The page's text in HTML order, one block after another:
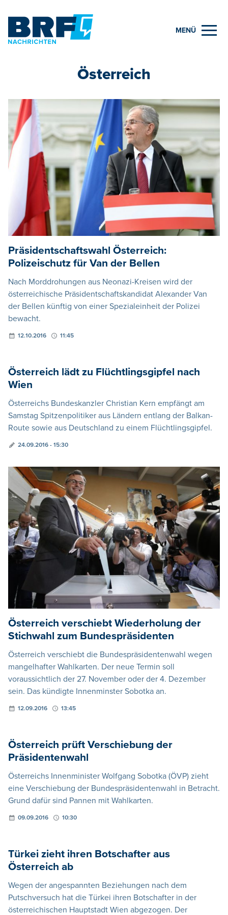
MENÜ
Österreich
Präsidentschaftswahl Österreich:
Polizeischutz für Van der Bellen
Nach Morddrohungen aus Neonazi-Kreisen wird der
österreichische Präsidentschaftskandidat Alexander Van
der Bellen künftig von einer Spezialeinheit der Polizei
bewacht.
12.10.2016 11:45
Österreich lädt zu Flüchtlingsgipfel nach
Wien
Österreichs Bundeskanzler Christian Kern empfängt am
Samstag Spitzenpolitiker aus Ländern entlang der Balkan-
Route sowie aus Deutschland zu einem Flüchtlingsgipfel.
24.09.2016 - 15:30
Österreich verschiebt Wiederholung der
Stichwahl zum Bundespräsidenten
Österreich verschiebt die Bundespräsidentenwahl wegen
mangelhafter Wahlkarten. Der neue Termin soll
voraussichtlich der 27. November oder der 4. Dezember
sein. Das kündigte Innenminster Sobotka an.
12.09.2016 13:45
Österreich prüft Verschiebung der
Präsidentenwahl
Österreichs Innenminister Wolfgang Sobotka (ÖVP) zieht
eine Verschiebung der Bundespräsidentenwahl in Betracht.
Grund dafür sind Pannen mit Wahlkarten.
09.09.2016 10:30
Türkei zieht ihren Botschafter aus
Österreich ab
Wegen der angespannten Beziehungen nach dem
Putschversuch hat die Türkei ihren Botschafter in der
österreichischen Hauptstadt Wien abgezogen. Der